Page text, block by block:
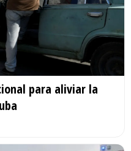
para aliviar la